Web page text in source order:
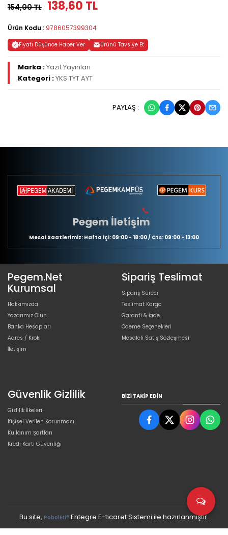
154,00 TL 138,60 TL
Ürün Kodu : 9786057399304
Fiyatı Düşünce Haber Ver Ürünü Tavsiye Et
Marka :Yazıt Yayınları
Kategori :YKS TYT AYT
PAYLAŞ :
Pegem İletişim
Mesai Saatlerimiz: Hafta içi: 09:00 - 18:00 / Cts: 09:00 - 13:00
Pegem.Net
Kurumsal
Hakkımızda
Yazarımız Olun
Banka Hesapları
Adres / Kroki
İletişim
Sipariş Teslimat
Sipariş Süreci
Teslimat Kargo
Garanti & İade
Ödeme Seçenekleri
Mesafeli Satış Sözleşmesi
Güvenlik Gizlilik
Gizlilik İlkeleri
Kişisel Verilen Korunması
Kullanım Şartları
Kredi Kartı Güvenliği
BIZI TAKIP EDIN
Bu site, PobolEti® Entegre E-ticaret Sistemi ile hazırlanmıştır.